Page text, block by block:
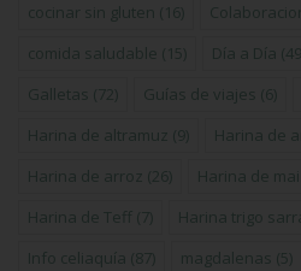
cocinar sin gluten (16)
comida saludable (15) Día a Día
Galletas (72) Guías de viajes (6)
Harina de altramuz (9) Harina de
Harina de arroz (26) Harina de
Harina de Teff (7) Harina trigo
Info celiaquía (87) magdalenas (5)